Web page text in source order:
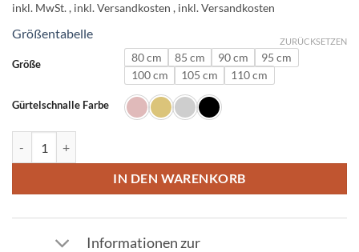
inkl. MwSt.
Größentabelle
Größe 80 cm 85 cm 90 cm
95 cm
100 cm
105 cm 110 cm
Gürtelschnalle Farbe
ZURÜCKSETZEN
IN DEN WARENKORB
Informationen zur